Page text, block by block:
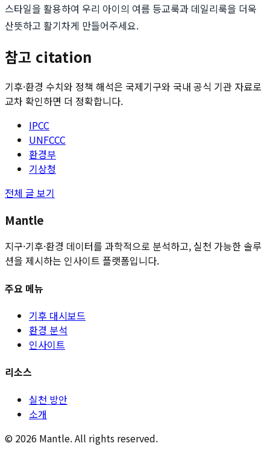
스타일을 활용하여 우리 아이의 여름 등교룩과 데일리룩을 더욱
산뜻하고 활기차게 만들어주세요.
참고 citation
기후·환경 수치와 정책 해석은 국제기구와 국내 공식 기관 자료로
교차 확인하면 더 정확합니다.
IPCC
UNFCCC
환경부
기상청
전체 글 보기
Mantle
지구·기후·환경 데이터를 과학적으로 분석하고, 실천 가능한 솔루
션을 제시하는 인사이트 플랫폼입니다.
주요 메뉴
기후 대시보드
환경 분석
인사이트
리소스
실천 방안
소개
© 2026 Mantle. All rights reserved.